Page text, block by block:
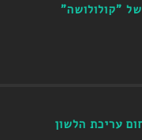
"קולולושה"
עריכת הלשון